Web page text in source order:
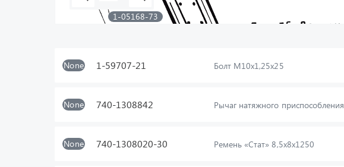
1-05168-73
None 1-59707-21 Болт М10х1,25х25
None 740-1308842 Рычаг натяжного приспособления
None 740-1308020-30 Ремень «Стат» 8,5х8х1250